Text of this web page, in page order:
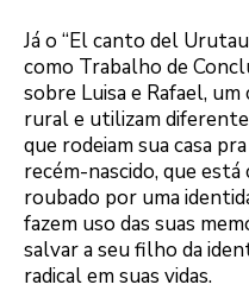
Já o “El canto del
como Trabalho de
sobre Luisa e Rafael,
rural e utilizam
que rodeiam sua casa
recém-nascido, que
roubado por uma
fazem uso das suas
salvar a seu filho da
radical em suas vidas.